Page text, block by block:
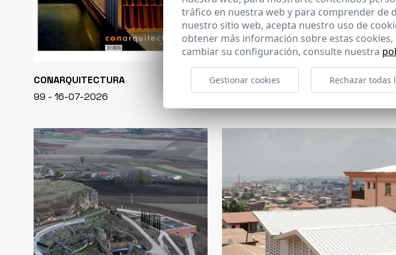
CONARQUITECTURA
99 - 16-07-2026
EN BLANCO
40 - 16-07-2026
tráfico en nuestra web y para comprender de
nuestro sitio web, acepta nuestro uso de
obtener más información sobre estas
cambiar su configuración, consulte nuestra
Gestionar cookies Rechazar todas